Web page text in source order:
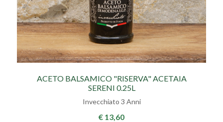
ACETO BALSAMICO "RISERVA" ACETAIA
SERENI 0.25L
Invecchiato 3 Anni
€ 13,60